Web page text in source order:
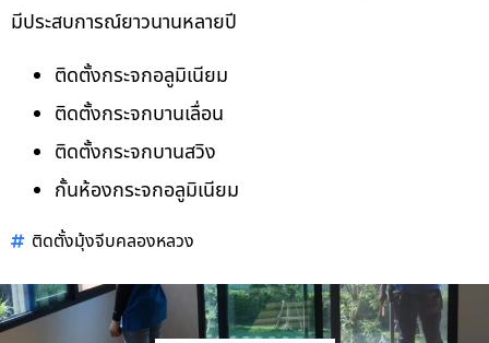
มีประสบการณ์ยาวนานหลายปี
ติดตั้งกระจกอลูมิเนียม
ติดตั้งกระจกบานเลื่อน
ติดตั้งกระจกบานสวิง
กั้นห้องกระจกอลูมิเนียม
ติดตั้งมุ้งจีบคลองหลวง